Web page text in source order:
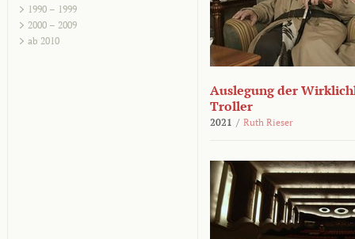
1990 – 1999
2000 – 2009
ab 2010
Auslegung der
Troller
2021 / Ruth Rieser